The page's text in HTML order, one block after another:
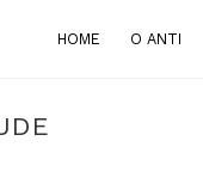
HOME O ANTI